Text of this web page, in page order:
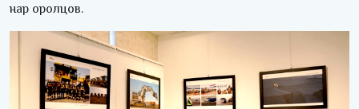
нар оролцов.